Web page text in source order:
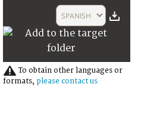
3
seconds
SPANISH
To obtain other languages or
formats, please contact us